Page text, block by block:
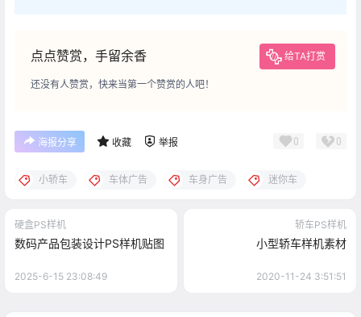
点点赞赏，手留余香 给TA打赏
还没有人赞赏，快来当第一个赞赏的人吧！
海报分享 收藏 举报 0 0
小轿车 车体广告 车身广告 迷你车
硬盒PS样机
数码产品包装设计PS样机贴图
2025-6-15 23:08:49
轿车PS样机
小型轿车样机素材
2020-11-24 3:51:51